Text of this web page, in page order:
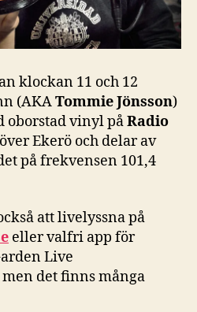
klockan 11 och 12
(AKATommie Jönsson)
oborstad vinyl påRadio
Ekerö och delar av
på frekvensen 101,4
att livelyssna på
eller valfri app för
Live
det finns många